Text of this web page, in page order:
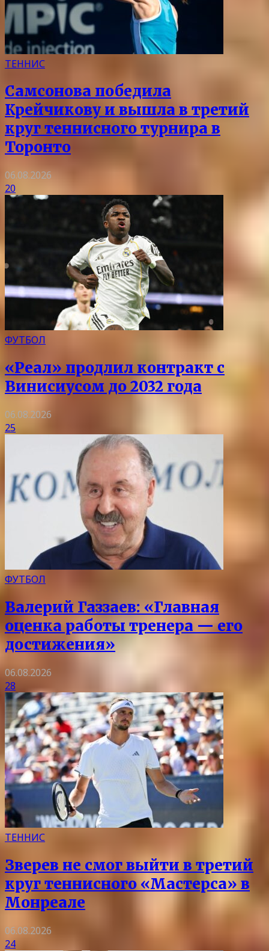
ТЕННИС
Самсонова победила
Крейчикову и вышла в третий
круг теннисного турнира в
Торонто
06.08.2026
20
ФУТБОЛ
«Реал» продлил контракт с
Винисиусом до 2032 года
06.08.2026
25
ФУТБОЛ
Валерий Газзаев: «Главная
оценка работы тренера — его
достижения»
06.08.2026
28
ТЕННИС
Зверев не смог выйти в третий
круг теннисного «Мастерса» в
Монреале
06.08.2026
24